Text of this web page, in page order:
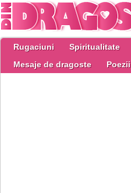
Rugaciuni Spiritualitate
Mesaje de dragoste
Poezii